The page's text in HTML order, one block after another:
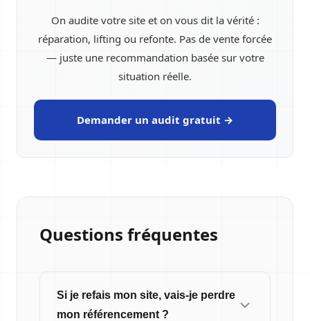
On audite votre site et on vous dit la vérité :
réparation, lifting ou refonte. Pas de vente forcée
— juste une recommandation basée sur votre
situation réelle.
Demander un audit gratuit →
Questions fréquentes
Si je refais mon site, vais-je perdre
mon référencement ?